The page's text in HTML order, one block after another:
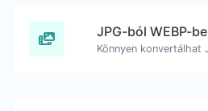
JPG-ból WEBP-be